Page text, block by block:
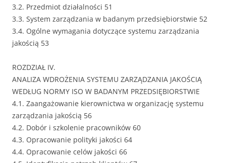
3.2. Przedmiot działalności 51
3.3. System zarządzania w badanym przedsiębiorstwie 52
3.4. Ogólne wymagania dotyczące systemu zarządzania
jakością 53
ROZDZIAŁ IV.
ANALIZA WDROŻENIA SYSTEMU ZARZĄDZANIA JAKOŚCIĄ
WEDŁUG NORMY ISO W BADANYM PRZEDSIĘBIORSTWIE
4.1. Zaangażowanie kierownictwa w organizację systemu
zarządzania jakością 56
4.2. Dobór i szkolenie pracowników 60
4.3. Opracowanie polityki jakości 64
4.4. Opracowanie celów jakości 66